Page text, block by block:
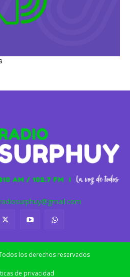
los derechos reservados
de privacidad